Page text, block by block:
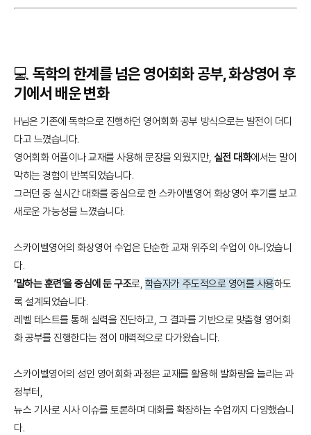
💻 독학의 한계를 넘은 영어회화 공부, 화상영어 후
기에서 배운 변화
H님은 기존에 독학으로 진행하던 영어회화 공부 방식으로는 발전이 더디
다고 느꼈습니다.
영어회화 어플이나 교재를 사용해 문장을 외웠지만, 실전 대화에서는 말이
막히는 경험이 반복되었습니다.
그러던 중 실시간 대화를 중심으로 한 스카이벨영어 화상영어 후기를 보고
새로운 가능성을 느꼈습니다.
스카이벨영어의 화상영어 수업은 단순한 교재 위주의 수업이 아니었습니
다.
‘말하는 훈련’을 중심에 둔 구조로, 학습자가 주도적으로 영어를 사용하도
록 설계되었습니다.
레벨 테스트를 통해 실력을 진단하고, 그 결과를 기반으로 맞춤형 영어회
화 공부를 진행한다는 점이 매력적으로 다가왔습니다.
스카이벨영어의 성인 영어회화 과정은 교재를 활용해 발화량을 늘리는 과
정부터,
뉴스 기사로 시사 이슈를 토론하며 대화를 확장하는 수업까지 다양했습니
다.